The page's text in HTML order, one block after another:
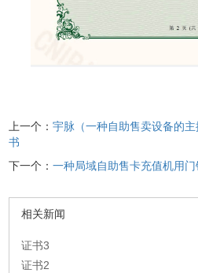
上一个：宇脉（一种自助售卖设备的
书
下一个：一种局域自助售卡充值机用
相关新闻
证书3
证书2